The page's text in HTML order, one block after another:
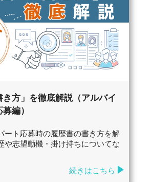
き方」を徹底解説（アルバイ
編）
ート応募時の履歴書の書き方を解
や志望動機・掛け持ちについてな
続きはこちら